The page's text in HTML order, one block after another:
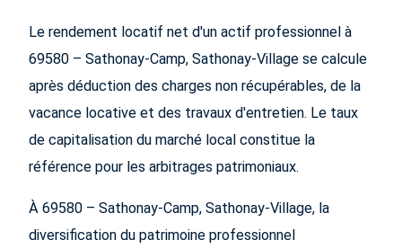
Le rendement locatif net d'un actif professionnel à
69580 – Sathonay-Camp, Sathonay-Village se calcule
après déduction des charges non récupérables, de la
vacance locative et des travaux d'entretien. Le taux
de capitalisation du marché local constitue la
référence pour les arbitrages patrimoniaux.
À 69580 – Sathonay-Camp, Sathonay-Village, la
diversification du patrimoine professionnel